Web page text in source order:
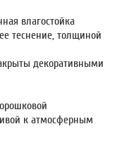
влагостойка
теснение, толщиной
декоративными
к атмосферным